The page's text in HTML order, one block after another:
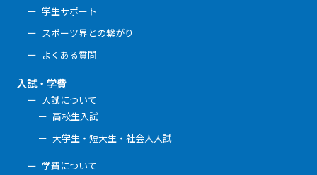
学生サポート
スポーツ界との繋がり
よくある質問
入試・学費
入試について
高校生入試
大学生・短大生・社会人入試
学費について